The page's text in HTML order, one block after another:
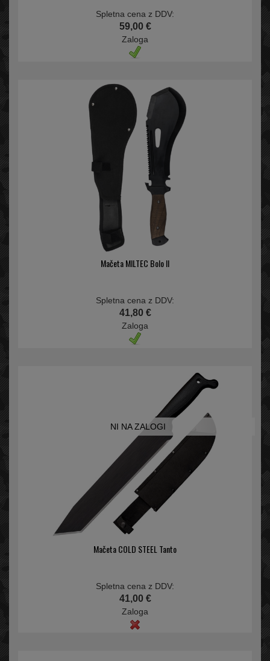
Spletna cena z DDV:
59,00 €
Zaloga
Mačeta MILTEC Bolo II
Spletna cena z DDV:
41,80 €
Zaloga
NI NA ZALOGI
Mačeta COLD STEEL Tanto
Spletna cena z DDV:
41,00 €
Zaloga